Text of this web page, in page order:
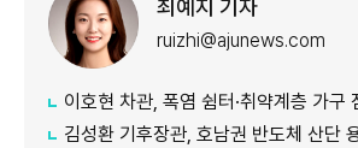
최예지 기자
ruizhi@ajunews.com
이호현 차관, 폭염 쉼터·취약계층 가구 점검…"
김성환 기후장관, 호남권 반도체 산단 용수 점검…"하